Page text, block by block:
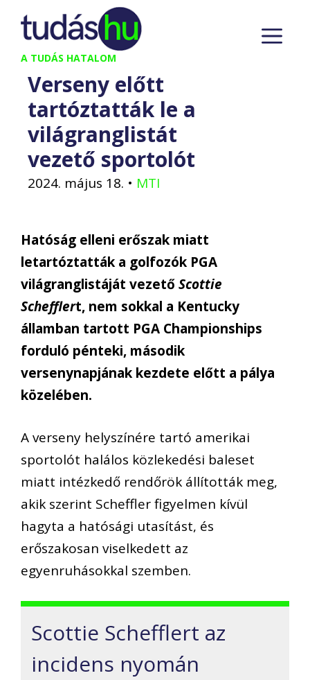
Kilépés
tartalomba
A TUDÁS HATALOM
Verseny előtt
tartóztatták le a
világranglistát
vezető sportolót
2024. május 18. • MTI
Hatóság elleni erőszak miatt
letartóztatták a golfozók PGA
világranglistáját vezetőScottie
Schefflert, nem sokkal a Kentucky
államban tartott PGA Championships
forduló pénteki, második
versenynapjának kezdete előtt a pálya
közelében.
A verseny helyszínére tartó amerikai
sportolót halálos közlekedési baleset
miatt intézkedő rendőrök állították meg,
akik szerint Scheffler figyelmen kívül
hagyta a hatósági utasítást, és
erőszakosan viselkedett az
egyenruhásokkal szemben.
Scottie Schefflert az
incidens nyomán